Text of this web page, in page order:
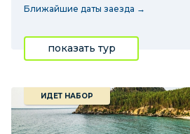
Ближайшие даты заезда →
показать тур
ИДЕТ НАБОР